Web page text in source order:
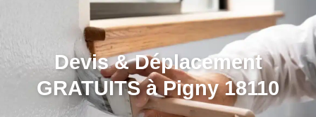
Devis & Déplacement
GRATUITS à Pigny 18110